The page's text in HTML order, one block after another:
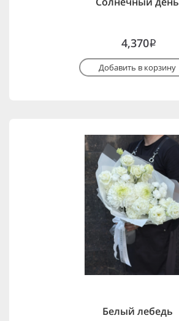
4,370i
Добавить в корзину
Белый лебедь